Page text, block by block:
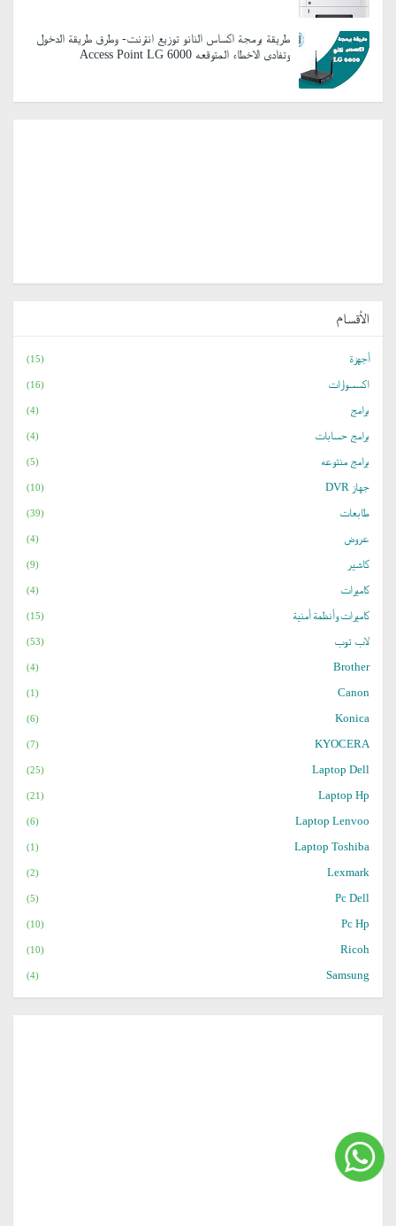
طريقة برمجة اكساس النانو توزيع انترنت- وطرق طريقة الدخول
وتفادى الاخطاء المتوقعه Access Point LG 6000
الأقسام
أجهزة (15)
اكسسوارات (16)
برامج (4)
برامج حسابات (4)
برامج منتوعه (5)
جهاز DVR (10)
طابعات (39)
عروض (4)
كاشير (9)
كاميرات (4)
كاميرات وأنظمة أمنية (15)
لاب توب (53)
Brother
(4)
Canon
(1)
Konica
(6)
KYOCERA
(7)
Laptop Dell
(25)
Laptop Hp
(21)
Laptop Lenvoo
(6)
Laptop Toshiba
(1)
Lexmark
(2)
Pc Dell
(5)
Pc Hp
(10)
Ricoh
(10)
Samsung
(4)